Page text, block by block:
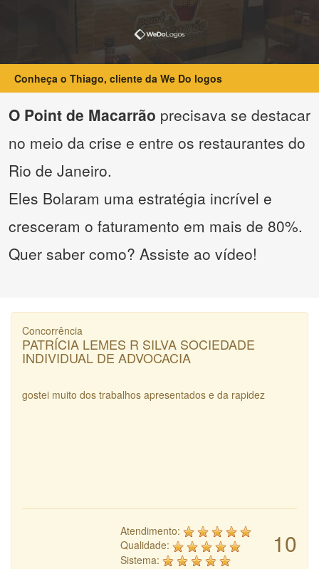
Conheça o Thiago, cliente da We Do logos
O Point de Macarrão precisava se destacar
no meio da crise e entre os restaurantes do
Rio de Janeiro.
Eles Bolaram uma estratégia incrível e
cresceram o faturamento em mais de 80%.
Quer saber como? Assiste ao vídeo!
Concorrência
PATRÍCIA LEMES R SILVA SOCIEDADE
INDIVIDUAL DE ADVOCACIA
gostei muito dos trabalhos apresentados e da rapidez
10
Atendimento:
Qualidade:
Sistema: